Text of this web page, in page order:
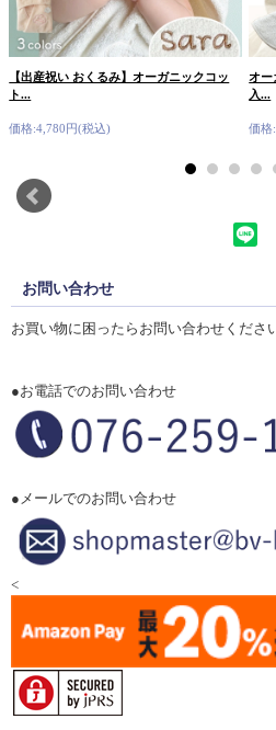
【出産祝い おくるみ】オーガニックコッ
ト...
価格:4,780円(税込)
オー
入...
価格
お問い合わせ
お買い物に困ったらお問い合わせくださ
●お電話でのお問い合わせ
●メールでのお問い合わせ
<